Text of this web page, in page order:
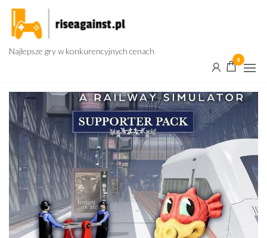
Przejdź
treści
Najlepsze gry w konkurencyjnych cenach
0